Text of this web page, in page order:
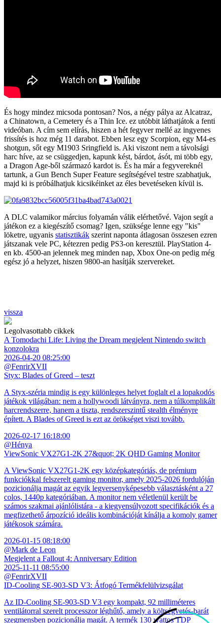
És hogy mindez micsoda pontosan? Nos, a négy pálya az Alcatraz,
a Chinatown, a Cemetery és a Thin Ice. ez utóbbit láthatjátok a fenti
videóban. A cím sem elírás, hiszen a hét fegyver mellé az ingyenes
frissítés is hoz még 11 darabot. Ebben lesz egy Scorpion, egy M4-es
shotgun, sőt egy M1903 Sringfield is. Aki viszont nem a távolsági
harc híve, az se csüggedjen, kapunk kést, bárdot, ásót, mi több egy,
a Dragon Age-ből származó kardot is. És ha már a fegyvereknél
tartunk, a Gun Bench Super Feature segítségével testre szabhatjuk,
majd ki is próbálhatjuk kicsikéinket az éles bevetéseken kívül is.
A DLC valamikor március folyamán válik elérhetővé. Vajon segít a
játékon ez a kiegészítő csomag? Igen, szüksége lenne egy "kis"
löketre, ugyanis statisztikák szerint naponta átlagosan összesen ezren
játszanak vele PC, kétezren pedig PS3-on keresztül. PlayStation 4-
en kb. 4500-an jelennek meg minden nap, Xbox One-on pedig még
egész jó a helyzet, hiszen 9800-an hasítják szervereket.
vissza
Legolvasottabb cikkek
A Tomodachi Life: Living the Dream megjelent Nintendo switch
konzolokra
2026-04-20 08:25:00
@FenrirXVII
Styx: Blades of Greed – teszt
A Styx-széria mindig is egy különleges helyet foglalt el a lopakodós
játékok világában: nem a hollywoodi látványra, nem a túlkomplikált
harcrendszerre, hanem a tiszta, rendszerszintű stealth élményre
épített. A Blades of Greed is ezt az örökséget viszi tovább.
2026-02-17 16:18:00
@Hénya
ViewSonic VX27G1-2K 27&quot; 2K QHD Gaming Monitor
A ViewSonic VX27G1-2K egy középkategóriás, de prémium
funkciókkal felszerelt gaming monitor, amely 2025-2026 fordulóján
pozicionálja magát az egyik legversenyképesebb választásként a 27
colos, 1440p kategóriában. A monitor nem véletlenül került be
számos szakmai ajánlólistára - a kiegyensúlyozott specifikációk és a
megfizethető árpozíció ideális kombinációját kínálja a komoly gamer
játékosok számára.
2026-01-15 08:18:00
@Mark de Leon
Megjelent a Fallout 4: Anniversary Edition
2025-11-11 08:55:00
@FenrirXVII
ID-Cooling SE-903-SD V3: Átfogó Termékfelülvizsgálat
Az ID-Cooling SE-903-SD V3 egy kompakt, 92 milliméteres
ventilátorral szerelt processzor léghűtő, amely a költségvetés-barát
szegmensben pozicionálja magát. A termék 130 wattos TDP